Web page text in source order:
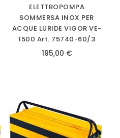
ELETTROPOMPA
SOMMERSA INOX PER
ACQUE LURIDE VIGOR VE-
1500 Art. 75740-60/3
195,00 €